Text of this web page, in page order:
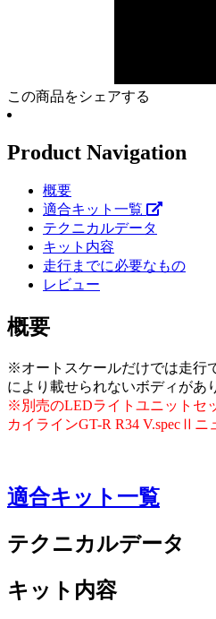
この商品をシェアする
Product Navigation
概要
適合キット一覧
テクニカルデータ
キット内容
走行までに必要なもの
レビュー
概要
※オートスケールだけでは走行
により載せられないボディがあ
※別売のLEDライトユニットセ
カイラインGT-R R34 V.specⅡニ
適合キット一覧
テクニカルデータ
キット内容